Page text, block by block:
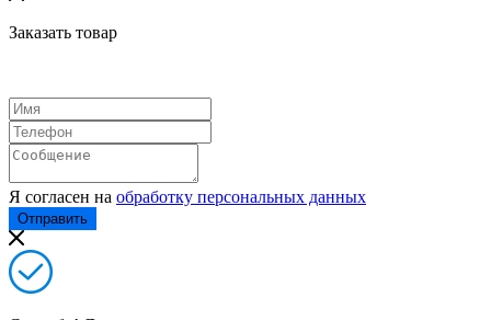
Заказать товар
Я согласен на обработку персональных данных